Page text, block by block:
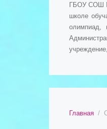
ГБОУ СОШ
школе
олимпиад,
Главная